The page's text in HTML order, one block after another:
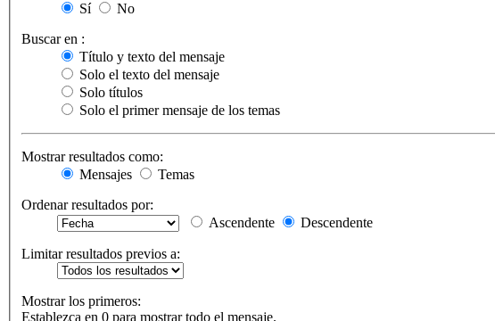
Sí
No
Buscar en :
Título y texto del mensaje
Solo el texto del mensaje
Solo títulos
Solo el primer mensaje de los temas
Mostrar resultados como:
Mensajes
Temas
Ordenar resultados por:
Ascendente
Descendente
Limitar resultados previos a:
Mostrar los primeros:
Establezca en 0 para mostrar todo el mensaje.